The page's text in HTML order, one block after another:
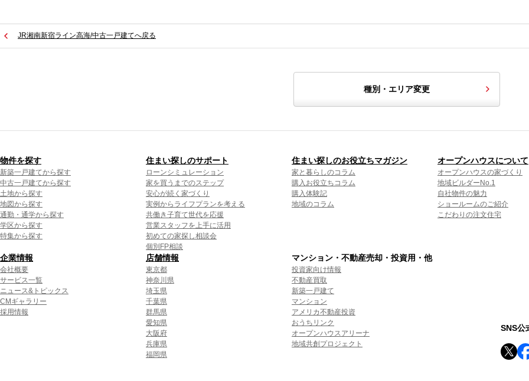
JR湘南新宿ライン高海/中古一戸建てへ戻る
種別・エリア変更
物件を探す
新築一戸建てから探す
中古一戸建てから探す
土地から探す
地図から探す
通勤・通学から探す
学区から探す
特集から探す
住まい探しのサポート
ローンシミュレーション
家を買うまでのステップ
安心が続く家づくり
実例からライフプランを考える
共働き子育て世代を応援
営業スタッフを上手に活用
初めての家探し相談会
個別FP相談
住まい探しのお役立ちマガジン
家と暮らしのコラム
購入お役立ちコラム
購入体験記
地域のコラム
オープンハウスについて
オープンハウスの家づくり
地域ビルダーNo.1
自社物件の魅力
ショールームのご紹介
こだわりの注文住宅
企業情報
会社概要
サービス一覧
ニュース&トピックス
CMギャラリー
採用情報
店舗情報
東京都
神奈川県
埼玉県
千葉県
群馬県
愛知県
大阪府
兵庫県
福岡県
マンション・不動産売却・投資用・他
投資家向け情報
不動産買取
新築一戸建て
マンション
アメリカ不動産投資
おうちリンク
オープンハウスアリーナ
地域共創プロジェクト
SNS公